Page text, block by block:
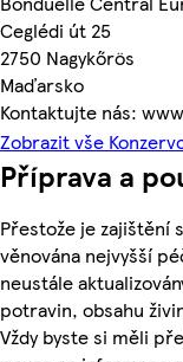
Ceglédi út 25
2750 Nagykőrös
Maďarsko
Kontaktujte nás:
Zobrazit vše
Příprava a
Přestože je zajištění
věnována nejvyšší
neustále
potravin, obsahu
Vždy byste si měli